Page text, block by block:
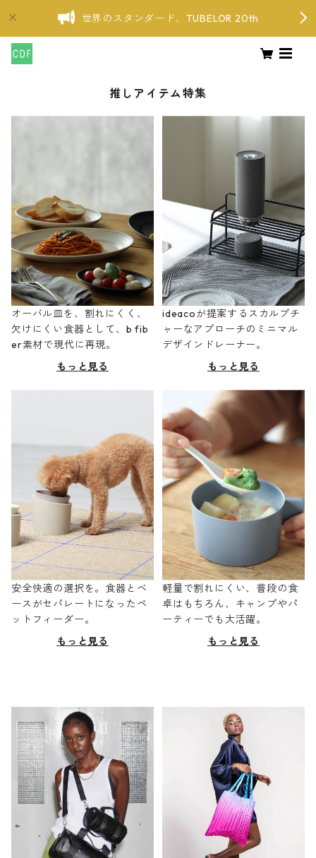
世界のスタンダード、TUBELOR 20th
推しアイテム特集
オーバル皿を、割れにくく、
欠けにくい食器として、b fib
er素材で現代に再現。
もっと見る
ideacoが提案するスカルプチ
ャーなアプローチのミニマル
デザインドレーナー。
もっと見る
安全快適の選択を。食器とベ
ースがセパレートになったペ
ットフィーダー。
もっと見る
軽量で割れにくい、普段の食
卓はもちろん、キャンプやパ
ーティーでも大活躍。
もっと見る